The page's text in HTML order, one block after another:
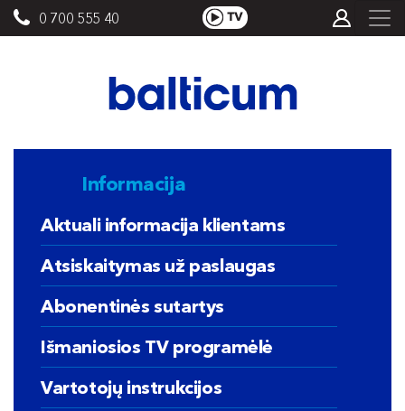
0 700 555 40
Informacija
Aktuali informacija klientams
Atsiskaitymas už paslaugas
Abonentinės sutartys
Išmaniosios TV programėlė
Vartotojų instrukcijos